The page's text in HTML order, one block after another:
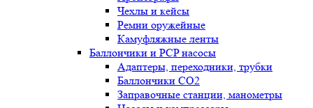
Чехлы и кейсы
Ремни оружейные
Камуфляжные ленты
Баллончики и PCP насосы
Адаптеры, переходники, трубки
Баллончики CO2
Заправочные станции, манометры